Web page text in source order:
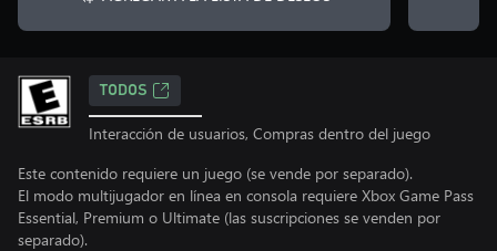
TODOS
Interacción de usuarios, Compras dentro del juego
Este contenido requiere un juego (se vende por separado).
El modo multijugador en línea en consola requiere Xbox Game Pass
Essential, Premium o Ultimate (las suscripciones se venden por
separado).